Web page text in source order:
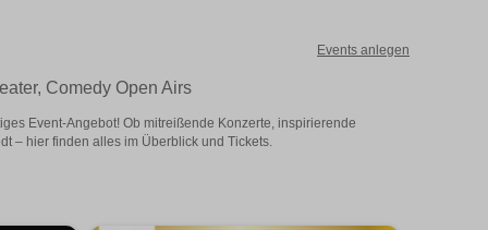
Events anlegen
Comedy Open Airs
Event-Angebot! Ob mitreißende Konzerte, inspirierende
– hier finden alles im Überblick und Tickets.